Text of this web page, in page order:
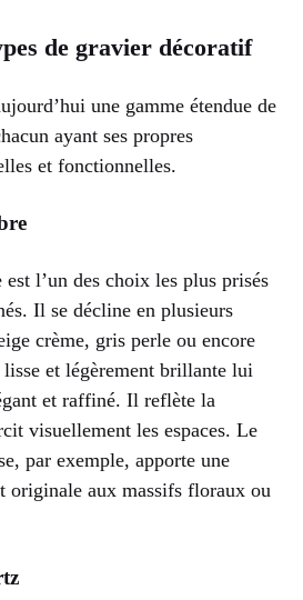
de gravier décoratif
une gamme étendue de
ayant ses propres
et fonctionnelles.
l’un des choix les plus prisés
Il se décline en plusieurs
crème, gris perle ou encore
lisse et légèrement brillante lui
et raffiné. Il reflète la
visuellement les espaces. Le
par exemple, apporte une
originale aux massifs floraux ou